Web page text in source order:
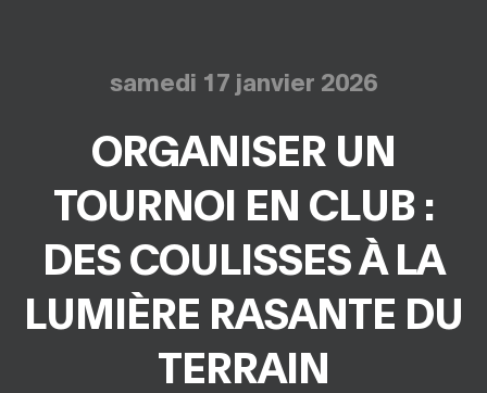
samedi 17 janvier 2026
ORGANISER UN
TOURNOI EN CLUB :
DES COULISSES À LA
LUMIÈRE RASANTE DU
TERRAIN